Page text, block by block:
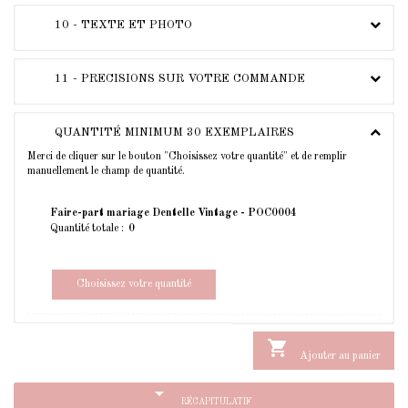
10 - TEXTE ET PHOTO
11 - PRECISIONS SUR VOTRE COMMANDE
QUANTITÉ MINIMUM 30 EXEMPLAIRES
Merci de cliquer sur le bouton "Choisissez votre quantité" et de remplir
manuellement le champ de quantité.
Faire-part mariage Dentelle Vintage - POC0004
Quantité totale :
Choisissez votre quantité
 Ajouter au panier
arrow_drop_down RÉCAPITULATIF